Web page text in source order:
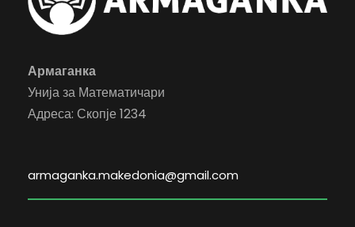
Армаганка
Унија за Математичари
Адреса: Скопје 1234
armaganka.makedonia@gmail.com